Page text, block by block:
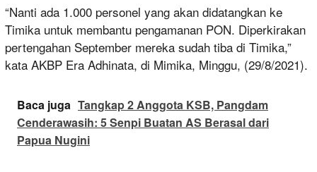
“Nanti ada 1.000 personel yang akan didatangkan ke
Timika untuk membantu pengamanan PON. Diperkirakan
pertengahan September mereka sudah tiba di Timika,”
kata AKBP Era Adhinata, di Mimika, Minggu, (29/8/2021).
Baca juga Tangkap 2 Anggota KSB, Pangdam
Cenderawasih: 5 Senpi Buatan AS Berasal dari
Papua Nugini